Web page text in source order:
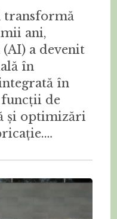
transformă
ani,
a devenit
în
în
de
și optimizări